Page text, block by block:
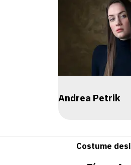
Andrea Petrik
Costume